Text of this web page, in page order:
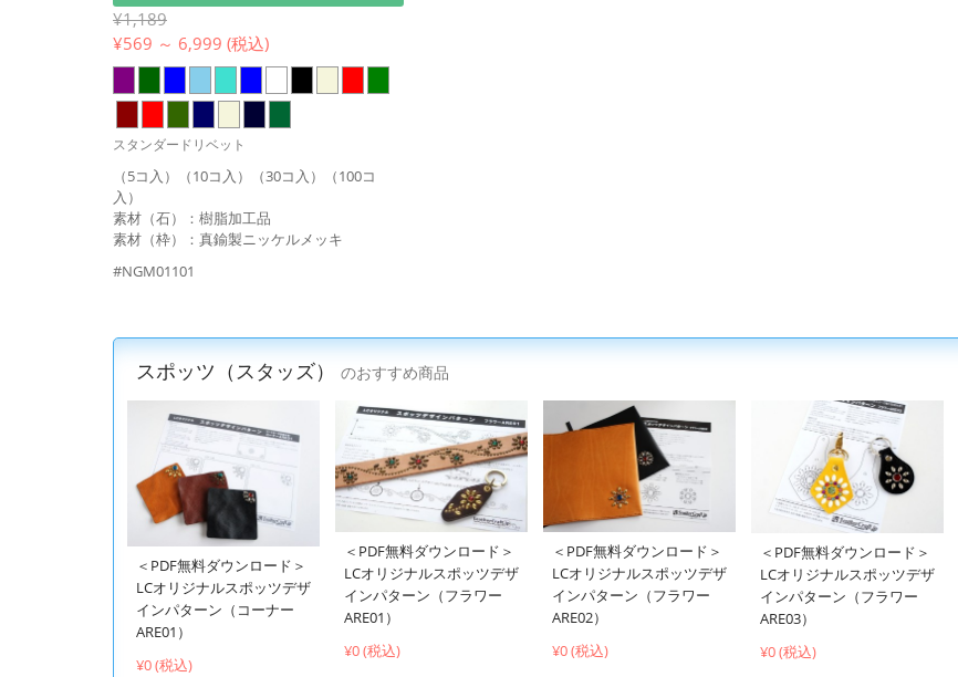
¥1,189
¥569 ～ 6,999 (税込)
スタンダードリベット
（5コ入）（10コ入）（30コ入）（100コ
入）
素材（石）：樹脂加工品
素材（枠）：真鍮製ニッケルメッキ
#NGM01101
スポッツ（スタッズ） のおすすめ商品
＜PDF無料ダウンロード＞
LCオリジナルスポッツデザ
インパターン（コーナー
ARE01）
¥0 (税込)
＜PDF無料ダウンロード＞
LCオリジナルスポッツデザ
インパターン（フラワー
ARE01）
¥0 (税込)
＜PDF無料ダウンロード＞
LCオリジナルスポッツデザ
インパターン（フラワー
ARE02）
¥0 (税込)
＜PDF無料ダウンロード＞
LCオリジナルスポッツデザ
インパターン（フラワー
ARE03）
¥0 (税込)